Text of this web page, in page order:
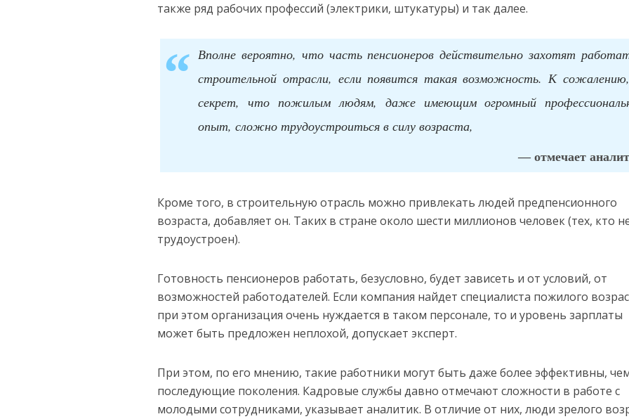
также ряд рабочих профессий (электрики, штукатуры) и так далее.
Вполне вероятно, что часть пенсионеров действительно захотят
строительной отрасли, если появится такая возможность. К
секрет, что пожилым людям, даже имеющим огромный
опыт, сложно трудоустроиться в силу возраста,
— отмечает
Кроме того, в строительную отрасль можно привлекать людей предпенсионного
возраста, добавляет он. Таких в стране около шести миллионов человек (тех, кто
трудоустроен).
Готовность пенсионеров работать, безусловно, будет зависеть и от условий, от
возможностей работодателей. Если компания найдет специалиста пожилого
при этом организация очень нуждается в таком персонале, то и уровень зарплаты
может быть предложен неплохой, допускает эксперт.
При этом, по его мнению, такие работники могут быть даже более эффективны,
последующие поколения. Кадровые службы давно отмечают сложности в работе с
молодыми сотрудниками, указывает аналитик. В отличие от них, люди зрелого